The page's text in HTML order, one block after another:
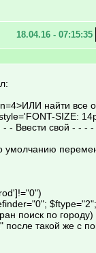
18.04.16 - 07:15:35
найти все
SIZE:
- Ввести свой - - - -
умолчанию
$ftype="2";
поиск по городу)
такой же с